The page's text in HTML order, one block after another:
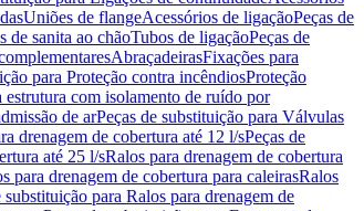
Uniões de flangeAcessórios de ligaçãoPeças de
de sanita ao chãoTubos de ligaçãoPeças de
AbraçadeirasFixações para
para Proteção contra incêndiosProteção
estrutura com isolamento de ruído por
de arPeças de substituição para Válvulas
drenagem de cobertura até 12 l/sPeças de
até 25 l/sRalos para drenagem de cobertura
para drenagem de cobertura para caleirasRalos
substituição para Ralos para drenagem de